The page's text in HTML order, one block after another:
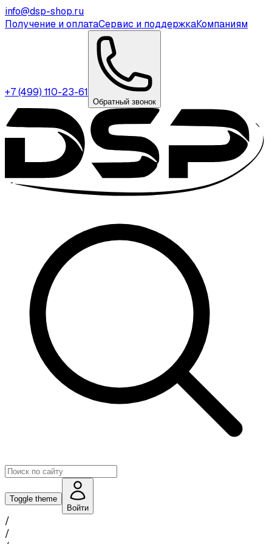
info@dsp-shop.ru
Получение и оплатаСервис и поддержкаКомпаниям
+7 (499) 110-23-61
Обратный звонок
Toggle theme
Войти
/
/